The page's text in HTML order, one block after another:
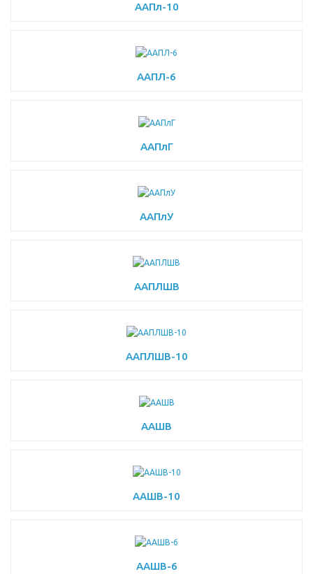
ААПл-10
ААПЛ-6
ААПлГ
ААПлУ
ААПЛШВ
ААПЛШВ-10
ААШВ
ААШВ-10
ААШВ-6